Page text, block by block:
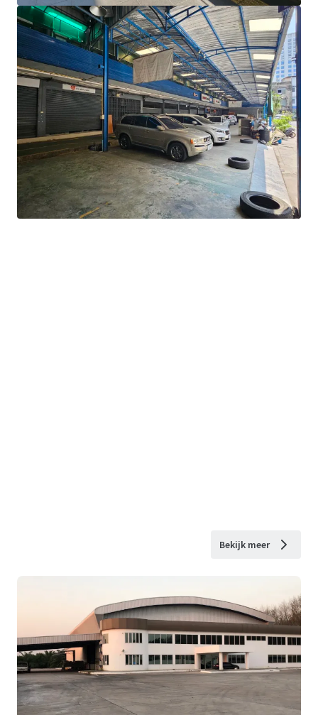
Bekijk meer